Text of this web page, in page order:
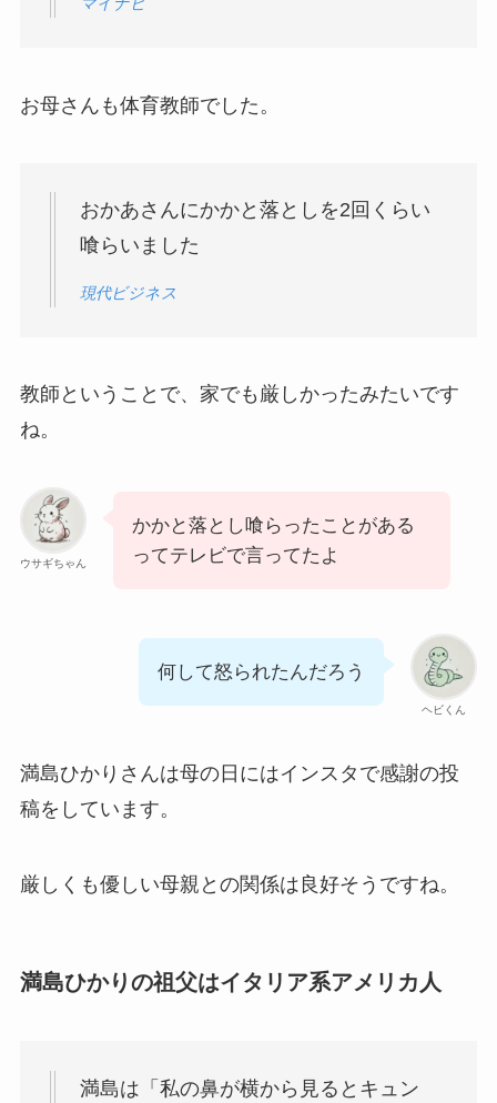
お母さんも体育教師でした。
おかあさんにかかと落としを2回くらい
喰らいました
現代ビジネス
教師ということで、家でも厳しかったみたいです
ね。
ウサギちゃん
かかと落とし喰らったことがある
ってテレビで言ってたよ
ヘビくん
何して怒られたんだろう
満島ひかりさんは母の日にはインスタで感謝の投
稿をしています。
厳しくも優しい母親との関係は良好そうですね。
満島ひかりの祖父はイタリア系アメリカ人
満島は「私の鼻が横から見るとキュン